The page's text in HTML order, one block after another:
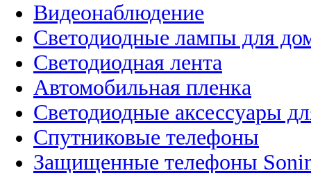
Видеонаблюдение
Светодиодные лампы для
Светодиодная лента
Автомобильная пленка
Светодиодные аксессуары
Спутниковые телефоны
Защищенные телефоны